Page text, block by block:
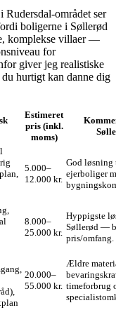
ser
boligerne i Søllerød
komplekse villaer —
for
giver jeg realistiske
du hurtigt kan danne dig
Estimeret
pris (inkl.
moms)
5.000–
12.000 kr.
God løsning
ejerboliger
8.000–
25.000 kr.
Hyppigste
Søllerød —
pris/omfang.
20.000–
55.000 kr.
Ældre
timeforbrug